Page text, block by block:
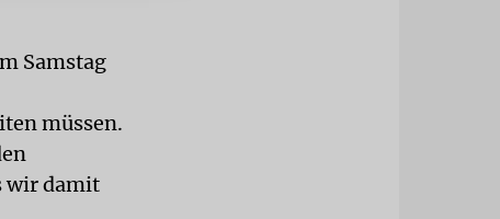
Samstag
müssen.
wir damit